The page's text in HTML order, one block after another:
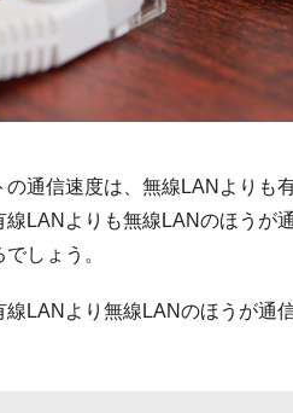
通信速度は、無線LANよりも
線LANよりも無線LANのほうが
しょう。
線LANより無線LANのほうが通